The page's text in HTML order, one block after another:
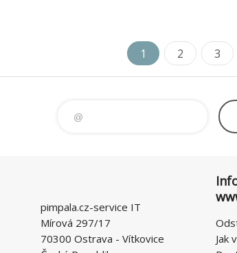
1 2 3
pimpala.cz-service IT
Mírová 297/17
70300 Ostrava - Vítkovice
Jak